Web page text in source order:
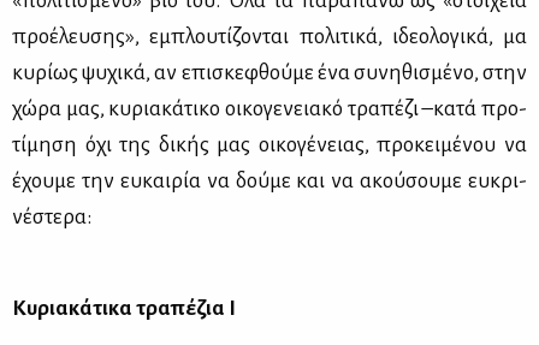
προ­έ­λευ­σης», εμπλου­τί­ζο­νται πο­λι­τι­κά, ιδε­ο­λο­γι­κά, μα
κυ­ρί­ως ψυ­χι­κά, αν επι­σκε­φθού­με ένα συ­νη­θι­σμέ­νο, στην
χώ­ρα μας, κυ­ρια­κά­τι­κο οι­κο­γε­νεια­κό τρα­πέ­ζι –κα­τά προ­
τί­μη­ση όχι της δι­κής μας οι­κο­γέ­νειας, προ­κει­μέ­νου να
έχου­με την ευ­και­ρία να δού­με και να ακού­σου­με ευ­κρι­
νέ­στε­ρα:
Κυριακάτικα τραπέζια Ι